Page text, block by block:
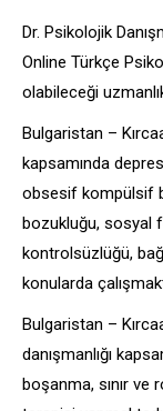
Dr. Psikolojik
Online Türkçe
olabileceği
Bulgaristan –
kapsamında
obsesif kompülsif
bozukluğu, sosyal
kontrolsüzlüğü,
konularda
Bulgaristan –
danışmanlığı
boşanma, sınır ve